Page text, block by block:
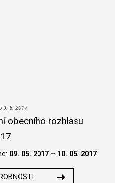
9. 5. 2017
obecního rozhlasu
09. 05. 2017 – 10. 05. 2017